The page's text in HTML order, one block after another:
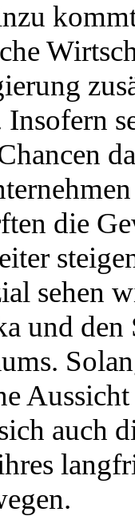
die
sehen
und den
auch